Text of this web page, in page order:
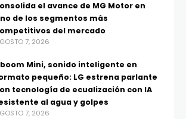
el avance de MG Motor en
de los segmentos más
del mercado
7, 2026
Mini, sonido inteligente en
pequeño: LG estrena parlante
tecnología de ecualización con IA
al agua y golpes
7, 2026